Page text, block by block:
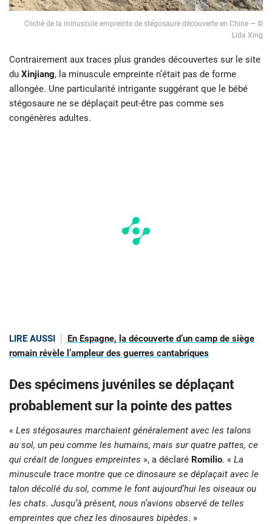
Cliché de la minuscule empreinte de stégosaure découverte en Chine — ©
Lida Xing
Contrairement aux traces plus grandes découvertes sur le site
du Xinjiang, la minuscule empreinte n’était pas de forme
allongée. Une particularité intrigante suggérant que le bébé
stégosaure ne se déplaçait peut-être pas comme ses
congénères adultes.
LIRE AUSSI
En Espagne, la découverte d’un camp de siège
romain révèle l’ampleur des guerres cantabriques
Des spécimens juvéniles se déplaçant
probablement sur la pointe des pattes
« Les stégosaures marchaient généralement avec les talons
au sol, un peu comme les humains, mais sur quatre pattes, ce
qui créait de longues empreintes », a déclaré Romilio. « La
minuscule trace montre que ce dinosaure se déplaçait avec le
talon décollé du sol, comme le font aujourd’hui les oiseaux ou
les chats. Jusqu’à présent, nous n’avions observé de telles
empreintes que chez les dinosaures bipèdes. »